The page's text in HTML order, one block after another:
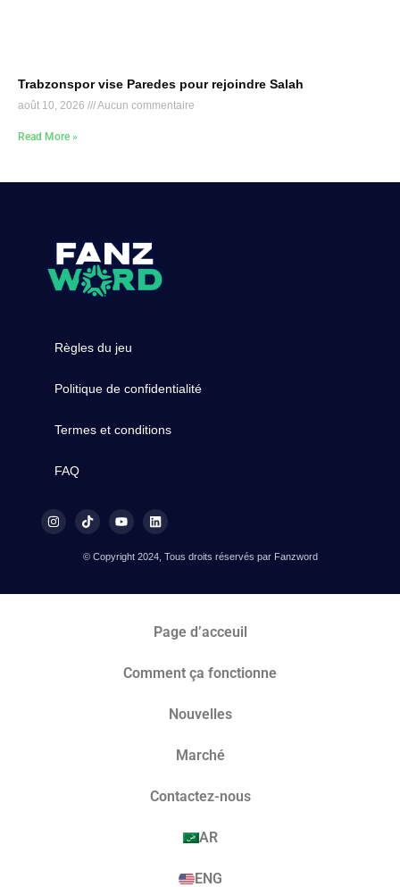
Trabzonspor vise Paredes pour rejoindre Salah
août 10, 2026 Aucun commentaire
Read More »
Règles du jeu
Politique de confidentialité
Termes et conditions
FAQ
© Copyright 2024, Tous droits réservés par Fanzword
Page d’acceuil
Comment ça fonctionne
Nouvelles
Marché​
Contactez-nous
AR
ENG